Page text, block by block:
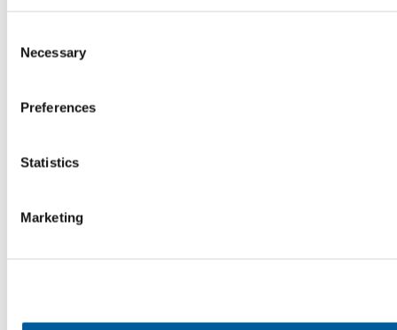
Selection
Necessary
Preferences
Statistics
Marketing